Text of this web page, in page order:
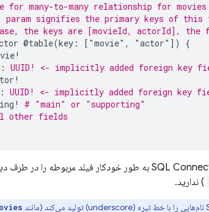
for many-to-many relationship for movies
param signifies the primary keys of this
the keys are [movieId, actorId], the
@table(key: ["movie" , "actor"])
{
!
UUID! <- implicitly added foreign key
!
UUID! <- implicitly added foreign key
!
# "main" or "supporting"
other fields
SQL به طور خودکار فیلد مربوطه را در طرف
) ندارید.
نام‌هایی را با خط تیره (underscore) تولید می‌کند (مانند